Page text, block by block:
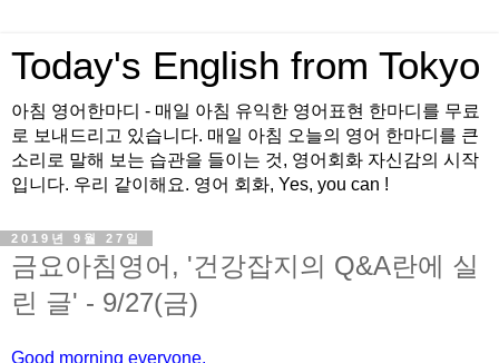
Today's English from Tokyo
아침 영어한마디 - 매일 아침 유익한 영어표현 한마디를 무료
로 보내드리고 있습니다. 매일 아침 오늘의 영어 한마디를 큰
소리로 말해 보는 습관을 들이는 것, 영어회화 자신감의 시작
입니다. 우리 같이해요. 영어 회화, Yes, you can !
2019년 9월 27일
금요아침영어, '건강잡지의 Q&A란에 실
린 글' - 9/27(금)
Good morning everyone,